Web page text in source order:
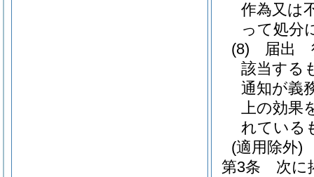
作為又は
って処分
(8)
届出
該当する
通知が義
上の効果
れている
(適用除外)
第3条
次に